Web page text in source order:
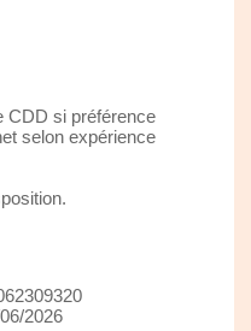
CDD si préférence
selon expérience
2026